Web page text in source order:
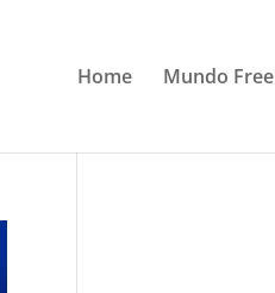
Home Mundo Free